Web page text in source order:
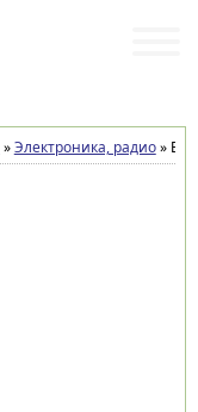
»Электроника, радио»